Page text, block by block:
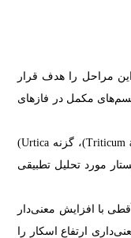
مراحل را هدف قرار
مکمل در فازهای
(Triticum، گزنه (Urtica
مورد تحلیل تطبیقی
با افزایش معنی‌دار
ارتفاع اسکار را